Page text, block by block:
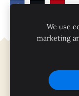
We use
marketing